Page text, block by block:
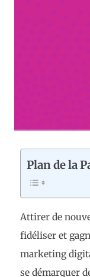
Plan de la
Attirer de
fidéliser et
marketing
se démarquer